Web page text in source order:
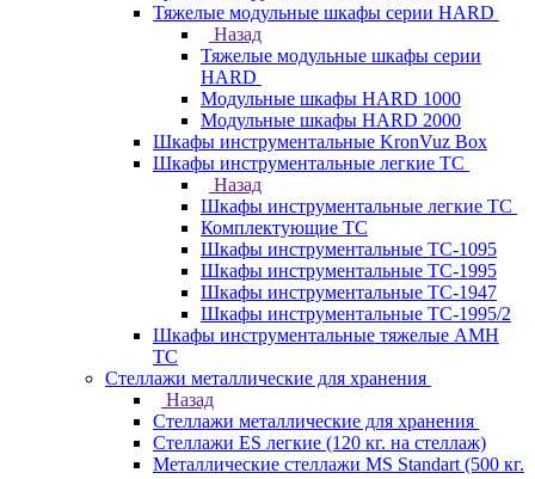
Тяжелые модульные шкафы серии HARD
Назад
Тяжелые модульные шкафы серии
HARD
Модульные шкафы HARD 1000
Модульные шкафы HARD 2000
Шкафы инструментальные KronVuz Box
Шкафы инструментальные легкие ТС
Назад
Шкафы инструментальные легкие ТС
Комплектующие ТС
Шкафы инструментальные TC-1095
Шкафы инструментальные TC-1995
Шкафы инструментальные ТС-1947
Шкафы инструментальные ТС-1995/2
Шкафы инструментальные тяжелые AMH
TC
Стеллажи металлические для хранения
Назад
Стеллажи металлические для хранения
Стеллажи ES легкие (120 кг. на стеллаж)
Металлические стеллажи MS Standart (500 кг.